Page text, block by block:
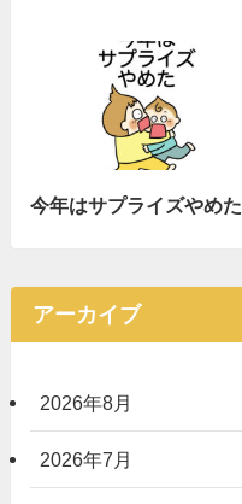
今年はサプライズやめた
アーカイブ
2026年8月
2026年7月